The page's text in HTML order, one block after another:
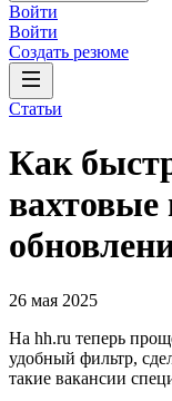
Войти
Войти
Создать резюме
Статьи
Как
вахтовые
26 мая 2025
На hh.ru теперь
удобный фильтр,
такие вакансии